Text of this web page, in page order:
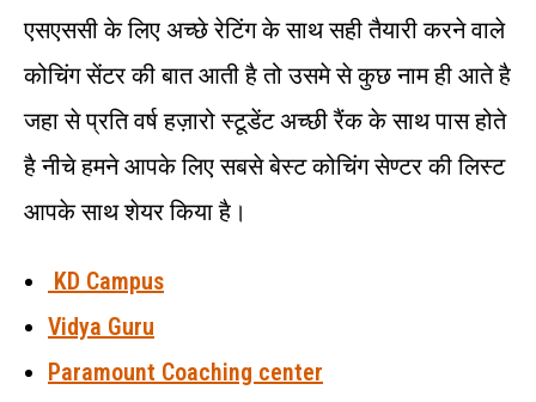
एसएससी के लिए अच्छे रेटिंग के साथ सही तैयारी करने वाले
कोचिंग सेंटर की बात आती है तो उसमे से कुछ नाम ही आते है
जहा से प्रति वर्ष हज़ारो स्टूडेंट अच्छी रैंक के साथ पास होते
है नीचे हमने आपके लिए सबसे बेस्ट कोचिंग सेण्टर की लिस्ट
आपके साथ शेयर किया है।
KD Campus
Vidya Guru
Paramount Coaching center